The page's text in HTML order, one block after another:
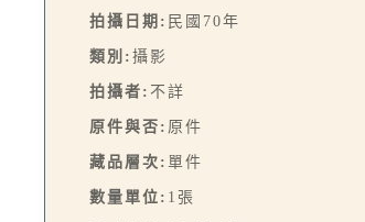
拍攝日期: 民國70年
類別: 攝影
拍攝者: 不詳
原件與否: 原件
藏品層次: 單件
數量單位: 1張